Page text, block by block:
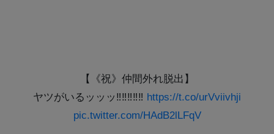
【《祝》仲間外れ脱出】
ヤツがいるッッッ‼️‼️‼️‼️‼️ https://t.co/urVviivhji
pic.twitter.com/HAdB2lLFqV